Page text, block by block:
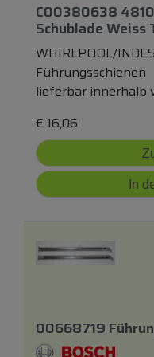
C00380638
Schublade Weiss
WHIRLPOOL/
Führungsschienen
lieferbar innerhalb
€ 16,06
In
00668719